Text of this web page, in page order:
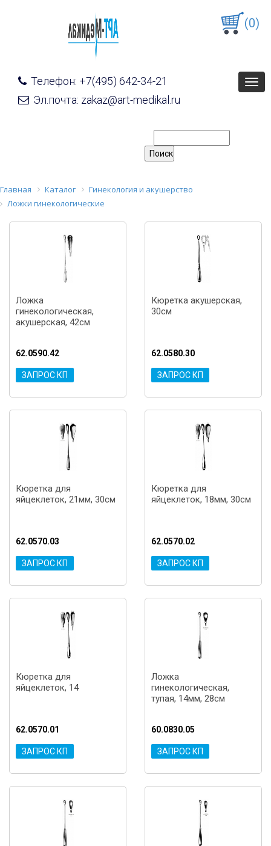
Телефон: +7(495) 642-34-21
Эл.почта: zakaz@art-medikal.ru
(0)
Главная Каталог
Гинекология и акушерство
Ложки гинекологические
Ложка
гинекологическая,
акушерская, 42см
62.0590.42
ЗАПРОС КП
Кюретка акушерская,
30см
62.0580.30
ЗАПРОС КП
Кюретка для
яйцеклеток, 21мм, 30см
62.0570.03
ЗАПРОС КП
Кюретка для
яйцеклеток, 18мм, 30см
62.0570.02
ЗАПРОС КП
Кюретка для
яйцеклеток, 14
62.0570.01
ЗАПРОС КП
Ложка
гинекологическая,
тупая, 14мм, 28см
60.0830.05
ЗАПРОС КП